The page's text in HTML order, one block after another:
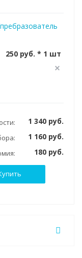
250 руб. * 1 шт
1 340 руб.
1 160 руб.
180 руб.